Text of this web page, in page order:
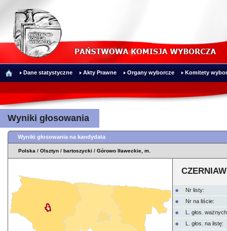
Dane statystyczne Akty Prawne Organy wyborcze Komitety
Wyniki głosowania
Wyniki głosowania na kandydata
Polska / Olsztyn / bartoszycki / Górowo Iławeckie, m.
Nr listy:
Nr na liście:
L. głos.
L. głos. na listę: